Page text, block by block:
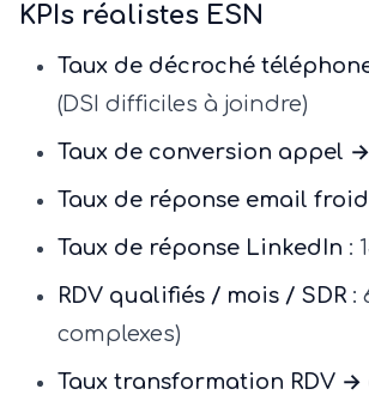
KPIs réalistes ESN
Taux de décroché
(DSI difficiles à joindre)
Taux de conversion appel →
Taux de réponse email froid
Taux de réponse LinkedIn :
RDV qualifiés / mois / SDR :
complexes)
Taux transformation RDV